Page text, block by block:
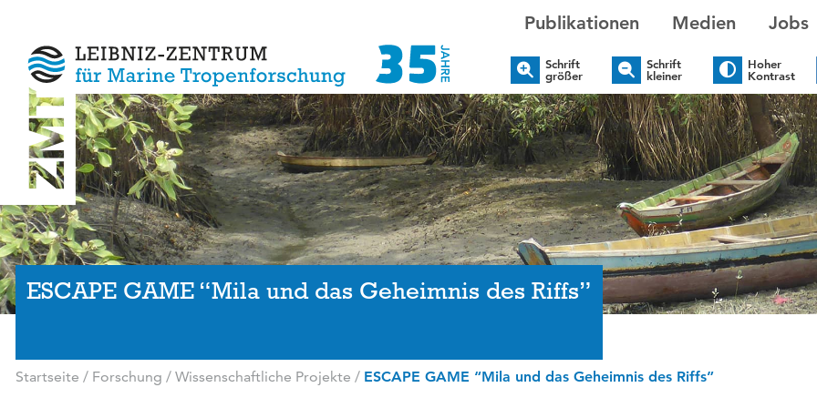
Publikationen Medien Jobs
Schrift
größer
Schrift
kleiner
Hoher
Kontrast
ESCAPE GAME “Mila und das Geheimnis des Riffs”
Startseite / Forschung / Wissenschaftliche Projekte / ESCAPE GAME “Mila und das Geheimnis des Riffs”